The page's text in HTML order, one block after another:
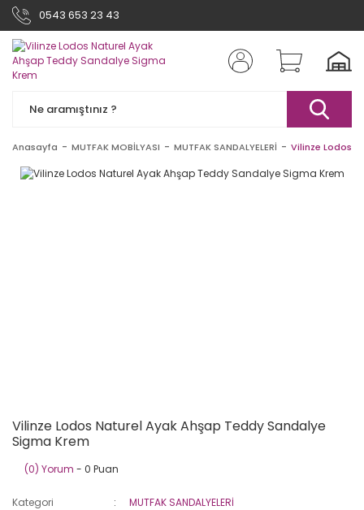
0543 653 23 43
Anasayfa MUTFAK MOBİLYASI MUTFAK SANDALYELERİ Vilinze Lodos
Vilinze Lodos Naturel Ayak Ahşap Teddy Sandalye
Sigma Krem
(0) Yorum - 0 Puan
Kategori
MUTFAK SANDALYELERİ